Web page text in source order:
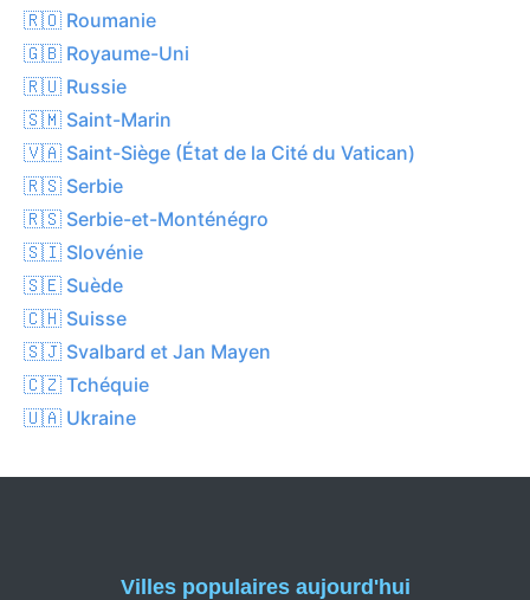
🇷🇴 Roumanie
🇬🇧 Royaume-Uni
🇷🇺 Russie
🇸🇲 Saint-Marin
🇻🇦 Saint-Siège (État de la Cité du Vatican)
🇷🇸 Serbie
🇷🇸 Serbie-et-Monténégro
🇸🇮 Slovénie
🇸🇪 Suède
🇨🇭 Suisse
🇸🇯 Svalbard et Jan Mayen
🇨🇿 Tchéquie
🇺🇦 Ukraine
Villes populaires aujourd'hui